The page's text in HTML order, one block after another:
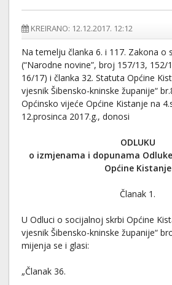
KREIRANO: 12.12.2017. 12:12
Na temelju članka 6. i 117. Zakona o
(“Narodne novine”, broj 157/13, 152/
16/17) i članka 32. Statuta Općine
vjesnik Šibensko-kninske županije“
Općinsko vijeće Općine Kistanje na
12.prosinca 2017.g., donosi
ODLUKU
o izmjenama i dopunama
Općine Kistanje
Članak 1.
U Odluci o socijalnoj skrbi Općine
vjesnik Šibensko-kninske županije“
mijenja se i glasi:
„Članak 36.